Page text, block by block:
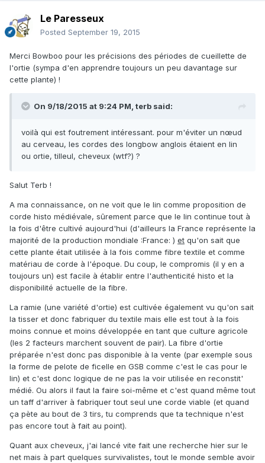
Le Paresseux
Posted September 19, 2015
Merci Bowboo pour les précisions des périodes de cueillette de
l'ortie (sympa d'en apprendre toujours un peu davantage sur
cette plante) !
On 9/18/2015 at 9:24 PM, terb said:
voilà qui est foutrement intéressant. pour m'éviter un nœud
au cerveau, les cordes des longbow anglois étaient en lin
ou ortie, tilleul, cheveux (wtf?) ?
Salut Terb !
A ma connaissance, on ne voit que le lin comme proposition de
corde histo médiévale, sûrement parce que le lin continue tout à
la fois d'être cultivé aujourd'hui (d'ailleurs la France représente la
majorité de la production mondiale :France: ) et qu'on sait que
cette plante était utilisée à la fois comme fibre textile et comme
matériau de corde à l'époque. Du coup, le compromis (il y en a
toujours un) est facile à établir entre l'authenticité histo et la
disponibilité actuelle de la fibre.
La ramie (une variété d'ortie) est cultivée également vu qu'on sait
la tisser et donc fabriquer du textile mais elle est tout à la fois
moins connue et moins développée en tant que culture agricole
(les 2 facteurs marchent souvent de pair). La fibre d'ortie
préparée n'est donc pas disponible à la vente (par exemple sous
la forme de pelote de ficelle en GSB comme c'est le cas pour le
lin) et c'est donc logique de ne pas la voir utilisée en reconstit'
médié. Ou alors il faut la faire soi-même et c'est quand même tout
un taff d'arriver à fabriquer tout seul une corde viable (et quand
ça pète au bout de 3 tirs, tu comprends que ta technique n'est
pas encore tout à fait au point).
Quant aux cheveux, j'ai lancé vite fait une recherche hier sur le
net mais à part quelques survivalistes, tout le monde semble avoir